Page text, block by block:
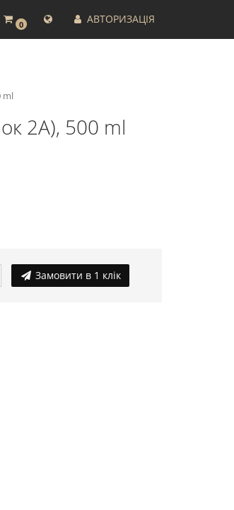
0 АВТОРИЗАЦІЯ
ml
2A), 500 ml
Замовити в 1 клік